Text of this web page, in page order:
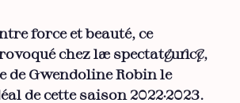
force et beauté, ce
chez la·e spectateur·ice,
de Gwendoline Robin le
de cette saison 2022·2023.